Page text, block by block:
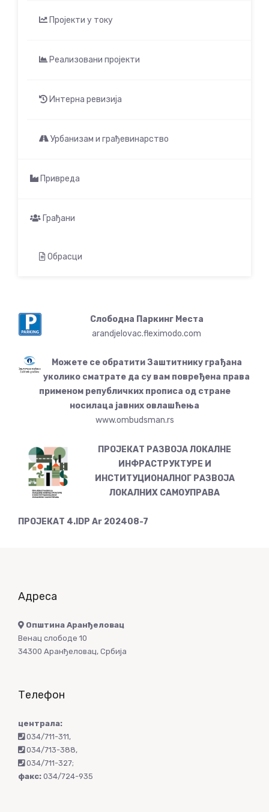
Пројекти у току
Реализовани пројекти
Интерна ревизија
Урбанизам и грађевинарство
Привреда
Грађани
Обрасци
Слободна Паркинг Места
arandjelovac.fleximodo.com
Можете се обратити Заштитнику грађана
уколико сматрате да су вам повређена права
применом републичких прописа од стране
носилаца јавних овлашћења
www.ombudsman.rs
ПРОЈЕКАТ РАЗВОЈА ЛОКАЛНЕ
ИНФРАСТРУКТУРЕ И
ИНСТИТУЦИОНАЛНОГ РАЗВОЈА
ЛОКАЛНИХ САМОУПРАВА
ПРОЈЕКАТ 4.IDP Ar 202408-7
Адреса
Општина Аранђеловац
Венац слободе 10
34300 Аранђеловац, Србија
Телефон
централа:
034/711-311,
034/713-388,
034/711-327;
факс: 034/724-935